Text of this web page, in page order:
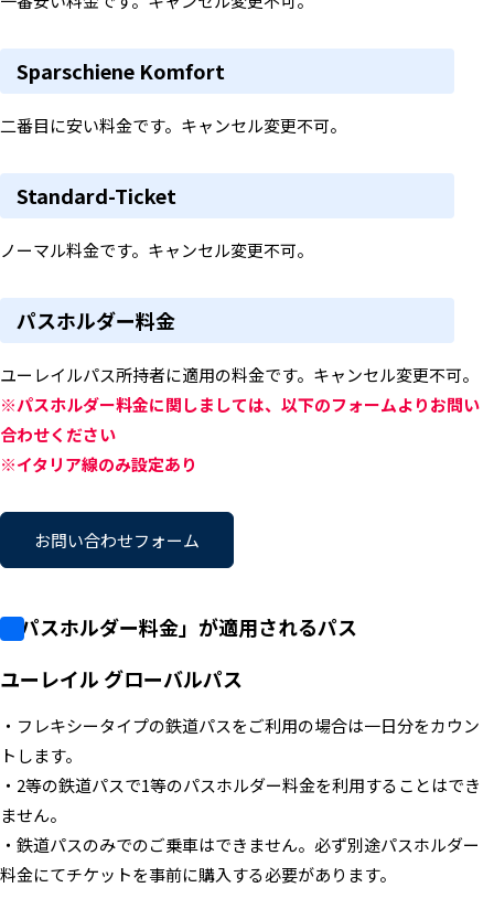
Sparschiene Komfort
二番目に安い料金です。キャンセル変更不可。
Standard-Ticket
ノーマル料金です。キャンセル変更不可。
パスホルダー料金
ユーレイルパス所持者に適用の料金です。キャンセル変更不可。
※パスホルダー料金に関しましては、以下のフォームよりお問い
合わせください
※イタリア線のみ設定あり
お問い合わせフォーム
「パスホルダー料金」が適用されるパス
ユーレイル グローバルパス
・フレキシータイプの鉄道パスをご利用の場合は一日分をカウン
トします。
・2等の鉄道パスで1等のパスホルダー料金を利用することはでき
ません。
・鉄道パスのみでのご乗車はできません。必ず別途パスホルダー
料金にてチケットを事前に購入する必要があります。